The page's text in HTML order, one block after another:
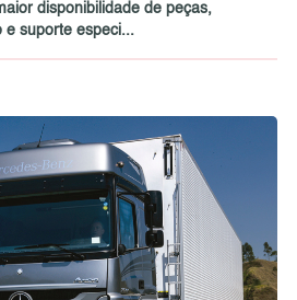
disponibilidade de peças,
e suporte especi...